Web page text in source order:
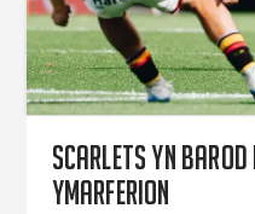
Scarlets yn barod
ymarferion